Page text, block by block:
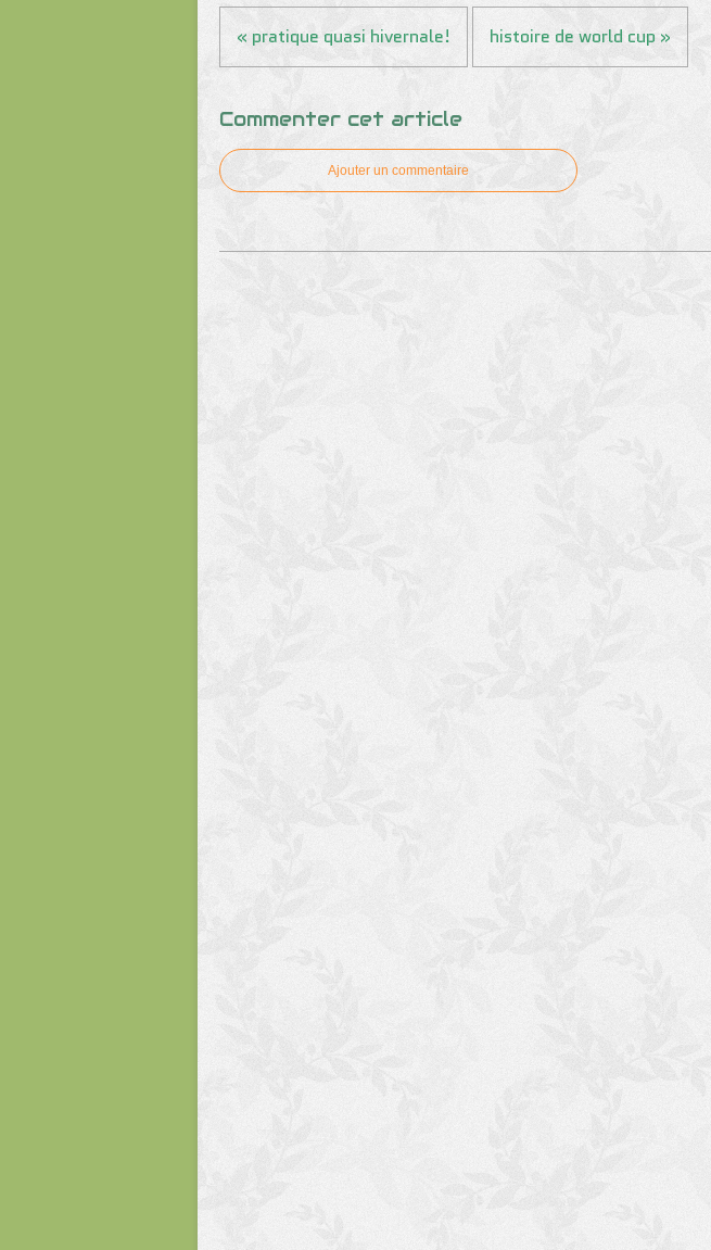
« pratique quasi hivernale! histoire de world cup »
Commenter cet article
Ajouter un commentaire